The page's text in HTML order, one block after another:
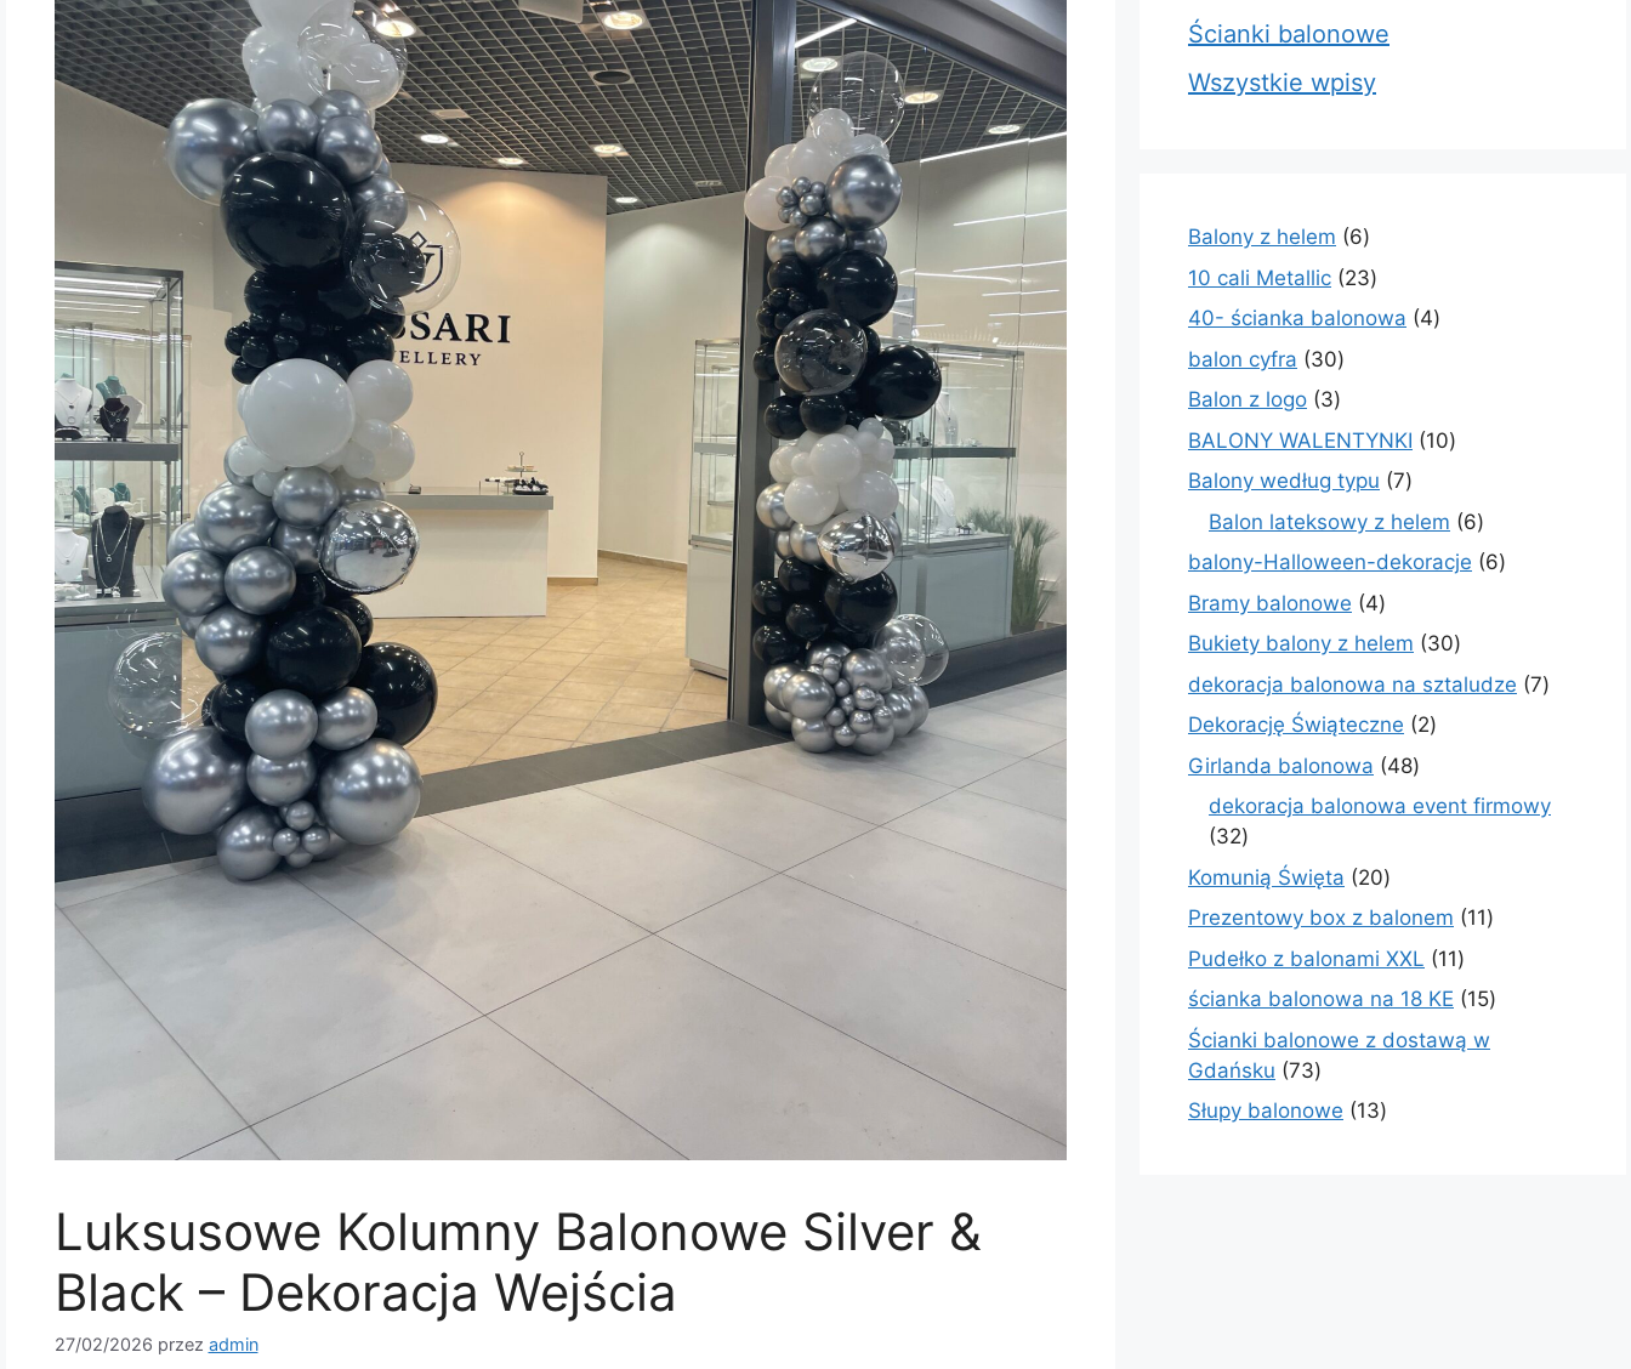
Luksusowe Kolumny Balonowe Silver &
Black – Dekoracja Wejścia
27/02/2026 przez admin
Ścianki balonowe
Wszystkie wpisy
Balony z helem 66
produktów
10 cali Metallic 2323
produkty
40- ścianka balonowa 44
balon cyfra 3030
produktów
Balon z logo 33
produkty
BALONY WALENTYNKI 1010
Balony według typu 77
produktów
Balon lateksowy z helem 66
produktów
balony-Halloween-dekoracje 66
Bramy balonowe 44
produkty
Bukiety balony z helem 3030
produktów
dekoracja balonowa na sztaludze 77
Dekorację Świąteczne 22
Girlanda balonowa 4848
produktów
dekoracja balonowa event firmowy
3232
produkty
Komunią Święta 2020
produktów
Prezentowy box z balonem 1111
Pudełko z balonami XXL 1111
produktów
ścianka balonowa na 18 KE 1515
Ścianki balonowe z dostawą w
Gdańsku 7373
produkty
Słupy balonowe 1313